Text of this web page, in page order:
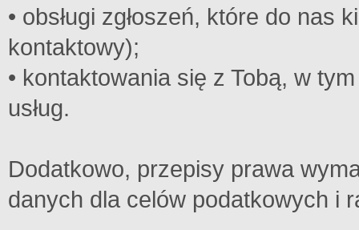
• obsługi zgłoszeń, które do nas
kontaktowy);
• kontaktowania się z Tobą, w
usług.
Dodatkowo, przepisy prawa
danych dla celów podatkowych i